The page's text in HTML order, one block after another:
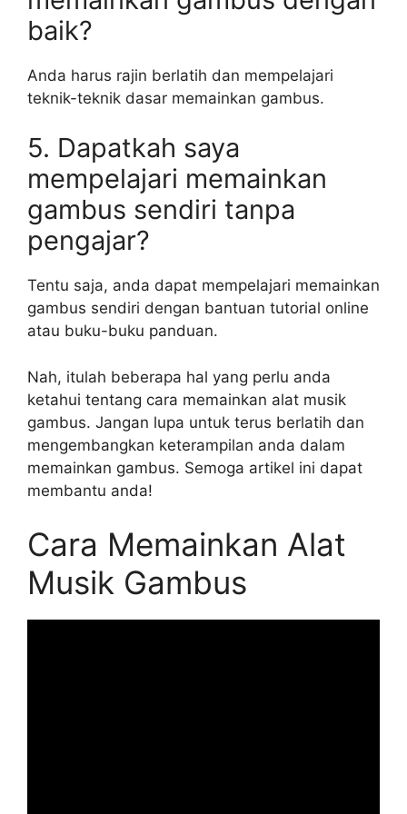
baik?
Anda harus rajin berlatih dan mempelajari
teknik-teknik dasar memainkan gambus.
5. Dapatkah saya
mempelajari memainkan
gambus sendiri tanpa
pengajar?
Tentu saja, anda dapat mempelajari memainkan
gambus sendiri dengan bantuan tutorial online
atau buku-buku panduan.
Nah, itulah beberapa hal yang perlu anda
ketahui tentang cara memainkan alat musik
gambus. Jangan lupa untuk terus berlatih dan
mengembangkan keterampilan anda dalam
memainkan gambus. Semoga artikel ini dapat
membantu anda!
Cara Memainkan Alat
Musik Gambus